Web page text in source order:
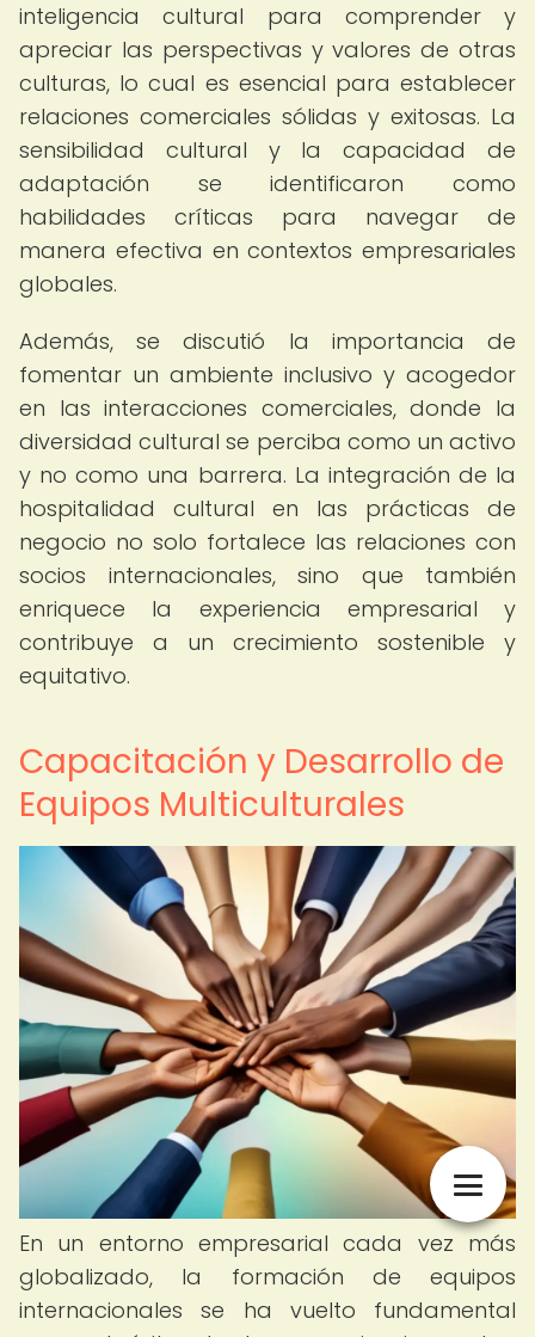
inteligencia cultural para comprender y
apreciar las perspectivas y valores de otras
culturas, lo cual es esencial para establecer
relaciones comerciales sólidas y exitosas. La
sensibilidad cultural y la capacidad de
adaptación se identificaron como
habilidades críticas para navegar de
manera efectiva en contextos empresariales
globales.
Además, se discutió la importancia de
fomentar un ambiente inclusivo y acogedor
en las interacciones comerciales, donde la
diversidad cultural se perciba como un activo
y no como una barrera. La integración de la
hospitalidad cultural en las prácticas de
negocio no solo fortalece las relaciones con
socios internacionales, sino que también
enriquece la experiencia empresarial y
contribuye a un crecimiento sostenible y
equitativo.
Capacitación y Desarrollo de
Equipos Multiculturales
En un entorno empresarial cada vez más
globalizado, la formación de equipos
internacionales se ha vuelto fundamental